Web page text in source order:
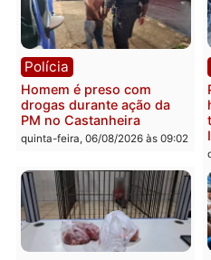
Polícia
Homem é esfaqueado no
tórax durante briga com
vizinho no bairro Ulysses
Guimarães
quinta-feira, 06/08/2026 às 09:24